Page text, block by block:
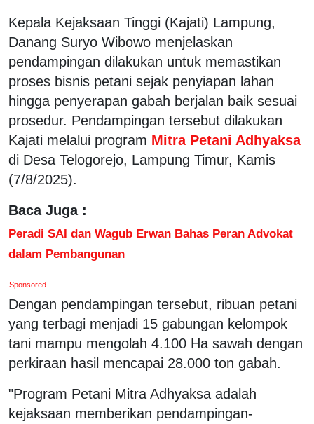
Kepala Kejaksaan Tinggi (Kajati) Lampung,
Danang Suryo Wibowo menjelaskan
pendampingan dilakukan untuk memastikan
proses bisnis petani sejak penyiapan lahan
hingga penyerapan gabah berjalan baik sesuai
prosedur. Pendampingan tersebut dilakukan
Kajati melalui program Mitra Petani Adhyaksa
di Desa Telogorejo, Lampung Timur, Kamis
(7/8/2025).
Baca Juga :
Peradi SAI dan Wagub Erwan Bahas Peran Advokat
dalam Pembangunan
Sponsored
Dengan pendampingan tersebut, ribuan petani
yang terbagi menjadi 15 gabungan kelompok
tani mampu mengolah 4.100 Ha sawah dengan
perkiraan hasil mencapai 28.000 ton gabah.
"Program Petani Mitra Adhyaksa adalah
kejaksaan memberikan pendampingan-